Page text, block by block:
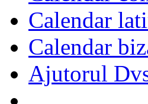
Calendar
Calendar
Ajutorul